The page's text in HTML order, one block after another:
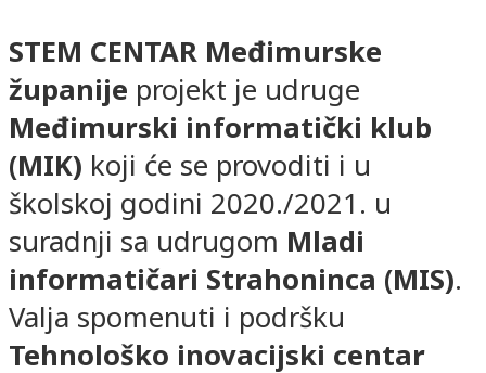
STEM CENTAR Međimurske
županije projekt je udruge
Međimurski informatički klub
(MIK) koji će se provoditi i u
školskoj godini 2020./2021. u
suradnji sa udrugom Mladi
informatičari Strahoninca (MIS).
Valja spomenuti i podršku
Tehnološko inovacijski centar